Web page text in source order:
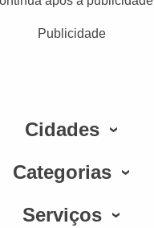
Publicidade
Cidades
Categorias
Serviços